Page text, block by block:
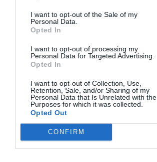
I want to opt-out of the Sale of my
Personal Data.
Opted In
I want to opt-out of processing my
Personal Data for Targeted Advertising.
Opted In
I want to opt-out of Collection, Use,
Retention, Sale, and/or Sharing of my
Personal Data that Is Unrelated with the
Purposes for which it was collected.
Opted Out
CONFIRM